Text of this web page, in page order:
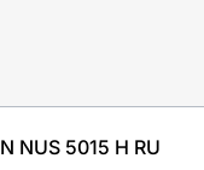
5015 H RU